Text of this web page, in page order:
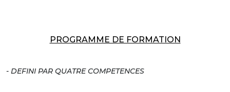
PROGRAMME DE FORMATION
- DEFINI PAR QUATRE COMPETENCES